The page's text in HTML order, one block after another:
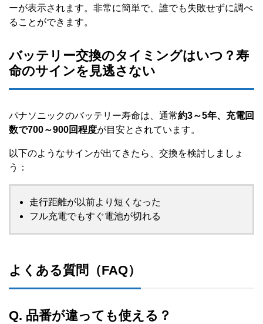
ーが表示されます。非常に簡単で、誰でも失敗せずに調べ
ることができます。
バッテリー交換のタイミングはいつ？寿
命のサインを見逃さない
パナソニックのバッテリー寿命は、通常約3～5年、充電回
数で700～900回程度が目安とされています。
以下のようなサインが出てきたら、交換を検討しましょ
う：
走行距離が以前より短くなった
フル充電でもすぐ電池が切れる
よくある質問（FAQ）
Q. 品番が違っても使える？